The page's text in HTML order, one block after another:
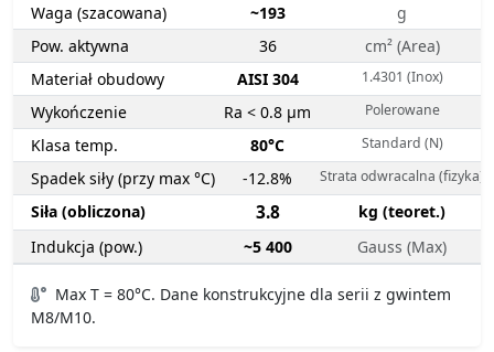
Waga (szacowana) ~193
g
Pow. aktywna
36
cm² (Area)
Materiał obudowy
AISI 304 1.4301 (Inox)
Wykończenie Ra < 0.8 µm Polerowane
Klasa temp. 80°C Standard (N)
Spadek siły (przy max °C) -12.8% Strata odwracalna (fizyka)
Siła (obliczona) 3.8
kg (teoret.)
Indukcja (pow.)
~5 400 Gauss (Max)
Max T = 80°C. Dane konstrukcyjne dla serii z gwintem
M8/M10.